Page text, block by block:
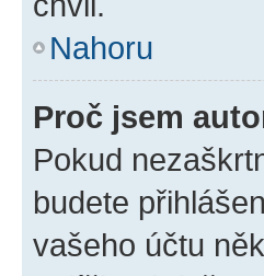
Nahoru
Proč jsem
Pokud
budete
vašeho účtu